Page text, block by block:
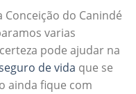
do Canindé
varias
pode ajudar na
de vida que se
ainda fique com